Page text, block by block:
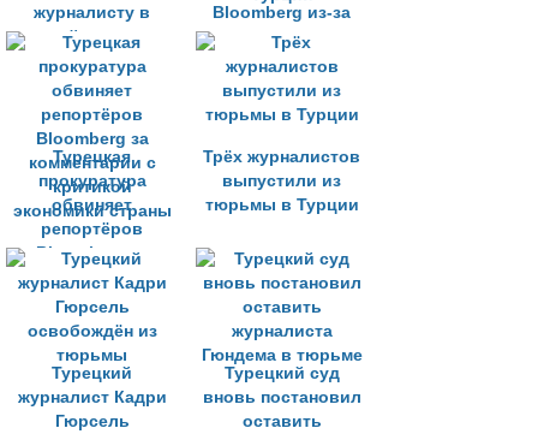
журналисту в
первой половине
2019 года
Bloomberg из-за
критических
комментариев о
валютном кризисе
Турции
Турецкая
прокуратура
обвиняет
репортёров
Bloomberg за
комментарии с
критикой
экономики страны
Трёх журналистов
выпустили из
тюрьмы в Турции
Турецкий
журналист Кадри
Гюрсель
Турецкий суд
вновь постановил
оставить